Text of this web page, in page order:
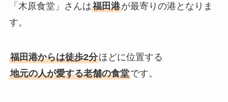
「木原食堂」さんは福田港が最寄りの港となりま
す。
福田港からは徒歩2分ほどに位置する
地元の人が愛する老舗の食堂です。